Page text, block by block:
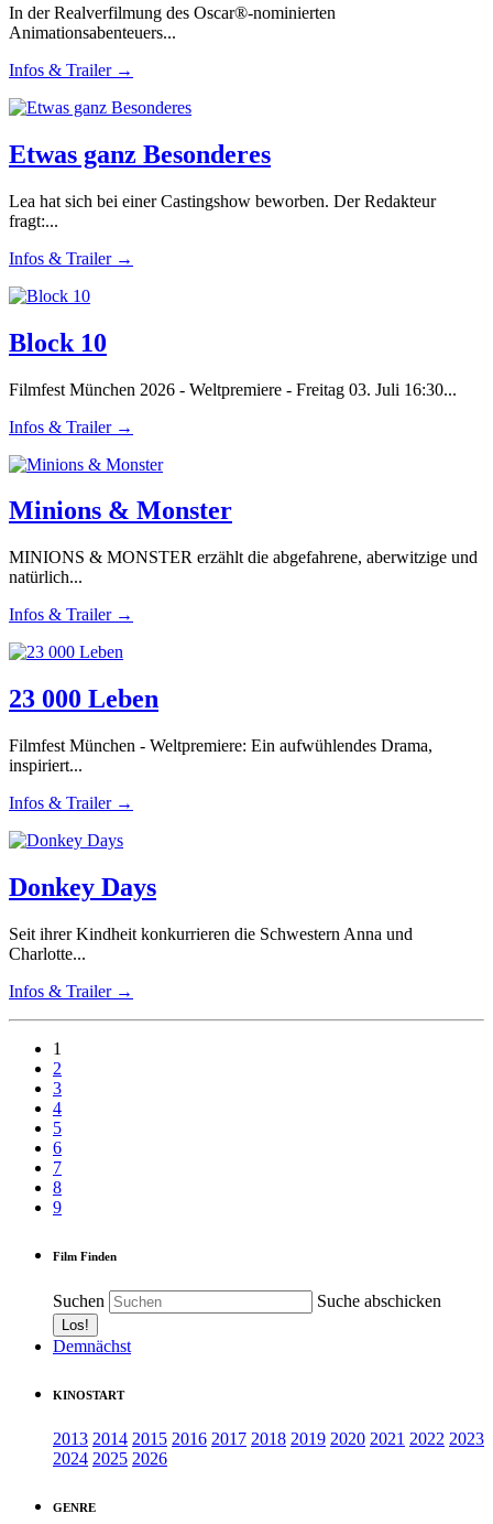
In der Realverfilmung des Oscar®-nominierten
Animationsabenteuers...
Infos & Trailer →
Etwas ganz Besonderes
Lea hat sich bei einer Castingshow beworben. Der Redakteur
fragt:...
Infos & Trailer →
Block 10
Filmfest München 2026 - Weltpremiere - Freitag 03. Juli 16:30...
Infos & Trailer →
Minions & Monster
MINIONS & MONSTER erzählt die abgefahrene, aberwitzige und
natürlich...
Infos & Trailer →
23 000 Leben
Filmfest München - Weltpremiere: Ein aufwühlendes Drama,
inspiriert...
Infos & Trailer →
Donkey Days
Seit ihrer Kindheit konkurrieren die Schwestern Anna und
Charlotte...
Infos & Trailer →
1
2
3
4
5
6
7
8
9
Film Finden
Suchen Suche abschicken
Demnächst
KINOSTART
2013 2014 2015 2016 2017 2018 2019 2020 2021 2022 2023
2024 2025 2026
GENRE